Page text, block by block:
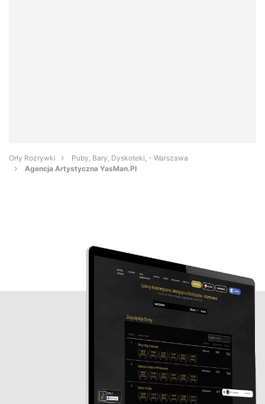
Orły Rozrywki
Puby, Bary, Dyskoteki, - Warszawa
Agencja Artystyczna YasMan.Pl